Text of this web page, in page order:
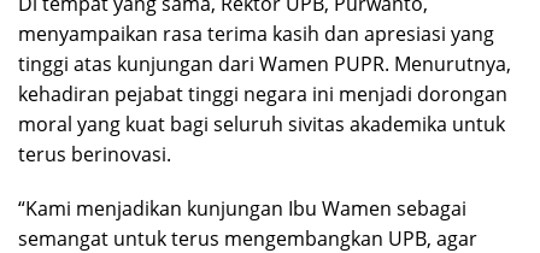
menyampaikan rasa terima kasih dan apresiasi yang
tinggi atas kunjungan dari Wamen PUPR. Menurutnya,
kehadiran pejabat tinggi negara ini menjadi dorongan
moral yang kuat bagi seluruh sivitas akademika untuk
terus berinovasi.
“Kami menjadikan kunjungan Ibu Wamen sebagai
semangat untuk terus mengembangkan UPB, agar